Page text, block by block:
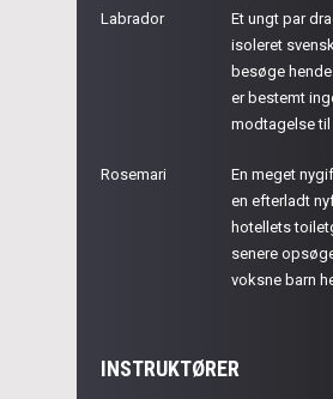
Labrador
Et ungt par
isoleret
besøge
er bestemt
modtagelse til
Rosemari
En meget
en efterladt
hotellets
senere
voksne barn
INSTRUKTØRER